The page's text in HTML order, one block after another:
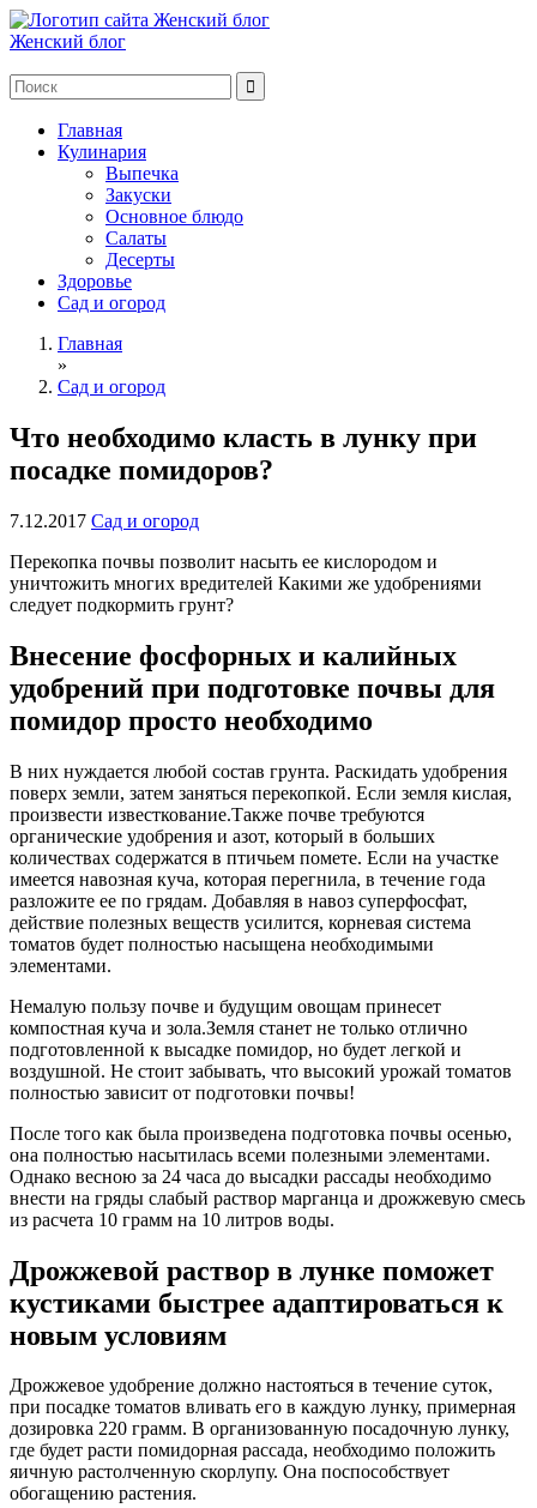
Женский блог
Главная
Кулинария
Выпечка
Закуски
Основное блюдо
Салаты
Десерты
Здоровье
Сад и огород
Главная
»
Сад и огород
Что необходимо класть в лунку при
посадке помидоров?
7.12.2017 Сад и огород
Перекопка почвы позволит насыть ее кислородом и
уничтожить многих вредителей Какими же удобрениями
следует подкормить грунт?
Внесение фосфорных и калийных
удобрений при подготовке почвы для
помидор просто необходимо
В них нуждается любой состав грунта. Раскидать удобрения
поверх земли, затем заняться перекопкой. Если земля кислая,
произвести известкование.Также почве требуются
органические удобрения и азот, который в больших
количествах содержатся в птичьем помете. Если на участке
имеется навозная куча, которая перегнила, в течение года
разложите ее по грядам. Добавляя в навоз суперфосфат,
действие полезных веществ усилится, корневая система
томатов будет полностью насыщена необходимыми
элементами.
Немалую пользу почве и будущим овощам принесет
компостная куча и зола.Земля станет не только отлично
подготовленной к высадке помидор, но будет легкой и
воздушной. Не стоит забывать, что высокий урожай томатов
полностью зависит от подготовки почвы!
После того как была произведена подготовка почвы осенью,
она полностью насытилась всеми полезными элементами.
Однако весною за 24 часа до высадки рассады необходимо
внести на гряды слабый раствор марганца и дрожжевую смесь
из расчета 10 грамм на 10 литров воды.
Дрожжевой раствор в лунке поможет
кустиками быстрее адаптироваться к
новым условиям
Дрожжевое удобрение должно настояться в течение суток,
при посадке томатов вливать его в каждую лунку, примерная
дозировка 220 грамм. В организованную посадочную лунку,
где будет расти помидорная рассада, необходимо положить
яичную растолченную скорлупу. Она поспособствует
обогащению растения.